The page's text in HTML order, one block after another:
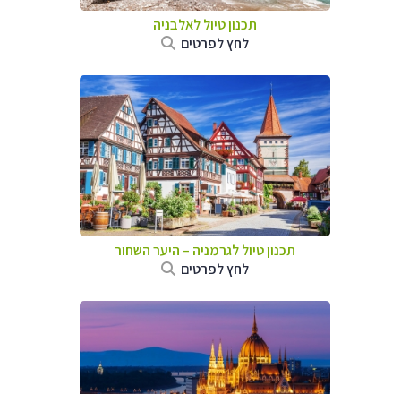
תכנון טיול לאלבניה
לחץ לפרטים
תכנון טיול לגרמניה – היער השחור
לחץ לפרטים